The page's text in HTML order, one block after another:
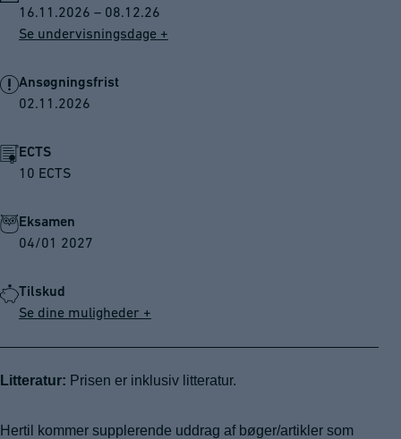
16.11.2026 – 08.12.26
Se undervisningsdage +
Ansøgningsfrist
02.11.2026
ECTS
10 ECTS
Eksamen
04/01 2027
Tilskud
Se dine muligheder +
Litteratur: Prisen er inklusiv litteratur.
Hertil kommer supplerende uddrag af bøger/artikler som